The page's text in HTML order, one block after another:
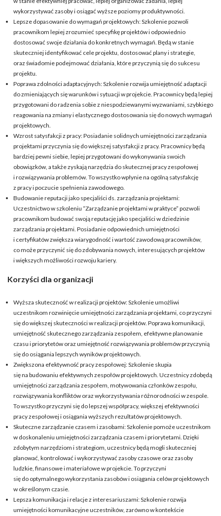
wykorzystywać zasoby i osiągać wyższe poziomy produktywności.
Lepsze dopasowanie do wymagań projektowych: Szkolenie pozwoli
pracownikom lepiej zrozumieć specyfikę projektów i odpowiednio
dostosować swoje działania do konkretnych wymagań. Będą w stanie
skuteczniej identyfikować cele projektu, dostosować plany i strategie,
oraz świadomie podejmować działania, które przyczynią się do sukcesu
projektu.
Poprawa zdolności adaptacyjnych: Szkolenie rozwija umiejętność adaptacji
do zmieniających się warunków i sytuacji w projekcie. Pracownicy będą lepiej
przygotowani do radzenia sobie z niespodziewanymi wyzwaniami, szybkiego
reagowania na zmiany i elastycznego dostosowania się do nowych wymagań
projektowych.
Wzrost satysfakcji z pracy: Posiadanie solidnych umiejętności zarządzania
projektami przyczynia się do większej satysfakcji z pracy. Pracownicy będą
bardziej pewni siebie, lepiej przygotowani do wykonywania swoich
obowiązków, a także zyskają narzędzia do skutecznej pracy zespołowej
i rozwiązywania problemów. To wszystko wpłynie na ogólną satysfakcję
z pracy i poczucie spełnienia zawodowego.
Budowanie reputacji jako specjaliści ds. zarządzania projektami:
Uczestnictwo w szkoleniu “Zarządzanie projektami w praktyce” pozwoli
pracownikom budować swoją reputację jako specjaliści w dziedzinie
zarządzania projektami. Posiadanie odpowiednich umiejętności
i certyfikatów zwiększa wiarygodność i wartość zawodową pracowników,
co może przyczynić się do zdobywania nowych, interesujących projektów
i większych możliwości rozwoju kariery.
Korzyści dla organizacji
Wyższa skuteczność w realizacji projektów: Szkolenie umożliwi
uczestnikom rozwinięcie umiejętności zarządzania projektami, co przyczyni
się do większej skuteczności w realizacji projektów. Poprawa komunikacji,
umiejętność skutecznego zarządzania zespołem, efektywne planowanie
czasu i priorytetów oraz umiejętność rozwiązywania problemów przyczynią
się do osiągania lepszych wyników projektowych.
Zwiększona efektywność pracy zespołowej: Szkolenie skupia
się na budowaniu efektywnych zespołów projektowych. Uczestnicy zdobędą
umiejętności zarządzania zespołem, motywowania członków zespołu,
rozwiązywania konfliktów oraz wykorzystywania różnorodności w zespole.
To wszystko przyczyni się do lepszej współpracy, większej efektywności
pracy zespołowej i osiągania wyższych rezultatów projektowych.
Skuteczne zarządzanie czasem i zasobami: Szkolenie pomoże uczestnikom
w doskonaleniu umiejętności zarządzania czasem i priorytetami. Dzięki
zdobytym narzędziom i strategiom, uczestnicy będą mogli skuteczniej
planować, kontrolować i wykorzystywać zasoby czasowe oraz zasoby
ludzkie, finansowe i materiałowe w projekcie. To przyczyni
się do optymalnego wykorzystania zasobów i osiągania celów projektowych
w określonym czasie.
Lepsza komunikacja i relacje z interesariuszami: Szkolenie rozwija
umiejętności komunikacyjne uczestników, zarówno w kontekście